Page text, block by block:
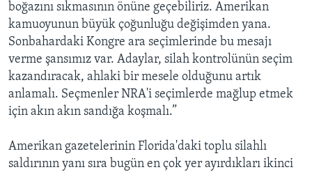
boğazını sıkmasının önüne geçebiliriz. Amerikan
kamuoyunun büyük çoğunluğu değişimden yana.
Sonbahardaki Kongre ara seçimlerinde bu mesajı
verme şansımız var. Adaylar, silah kontrolünün seçim
kazandıracak, ahlaki bir mesele olduğunu artık
anlamalı. Seçmenler NRA'i seçimlerde mağlup etmek
için akın akın sandığa koşmalı.”
Amerikan gazetelerinin Florida'daki toplu silahlı
saldırının yanı sıra bugün en çok yer ayırdıkları ikinci